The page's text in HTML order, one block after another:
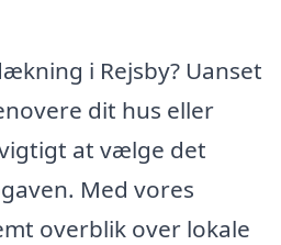
i Rejsby? Uanset
dit hus eller
at vælge det
Med vores
overblik over lokale